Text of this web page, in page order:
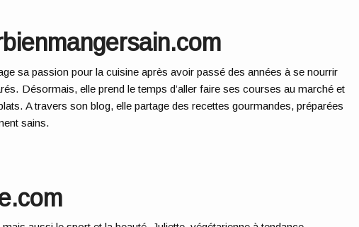
sa passion pour la cuisine après avoir passé des années à se nourrir
Désormais, elle prend le temps d’allerfaire ses courses au marché et
A travers son blog, elle partage des recettes gourmandes, préparées
sains.